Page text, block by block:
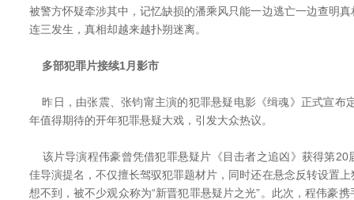
被警方怀疑牵涉其中，记忆缺损的潘乘风只能一边逃亡一边查明
连三发生，真相却越来越扑朔迷离。
多部犯罪片接续1月影市
昨日，由张震、张钧甯主演的犯罪悬疑电影《缉魂》正式宣布
年值得期待的开年犯罪悬疑大戏，引发大众热议。
该片导演程伟豪曾凭借犯罪悬疑片《目击者之追凶》获得第20
佳导演提名，不仅擅长驾驭犯罪题材片，同时还在悬念反转设置
想不到，被不少观众称为“新晋犯罪悬疑片之光”。此次，程伟豪